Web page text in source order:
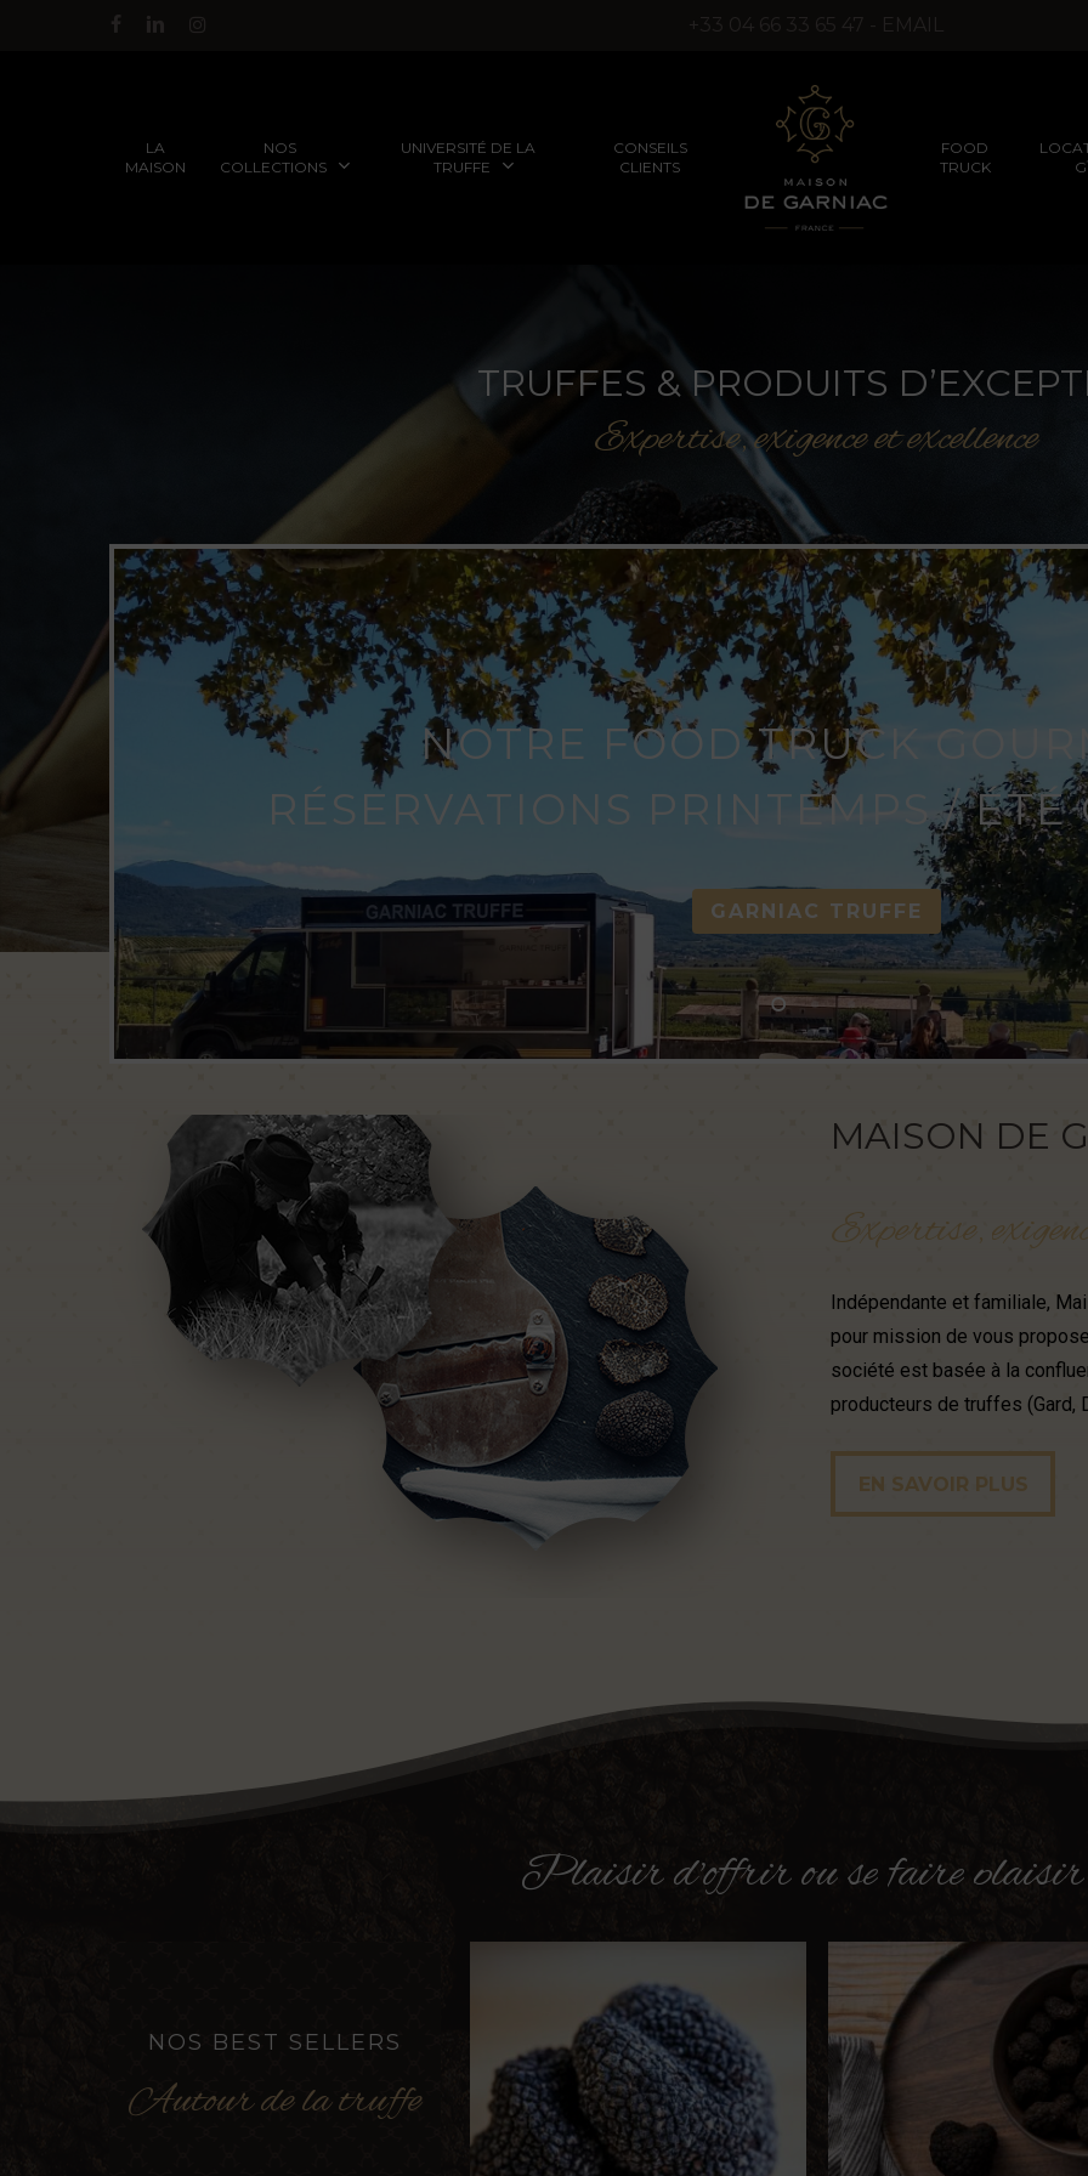
facebooklinkedininstagram +33 04 66 33 65 47 - EMAIL
LA
MAISON
NOS
COLLECTIONS
PRODUITS TRUFFÉS
(SANS ARÔMES DE
SYNTHÈSE)
UNIVERSITÉ DE LA
TRUFFE
CONSEILS
CLIENTS
FOOD
TRUCK
TRUFFES & PRODUITS
Expertise, exigence et excellence
NOTRE FOOD TRUCK
RÉSERVATIONS PRINTEMPS / ÉTÉ
GARNIAC TRUFFE
MAISON DE
Expertise,
Indépendante et familiale,
pour mission de vous
société est basée à la
producteurs de truffes (Gard,
EN SAVOIR PLUS
EN SAVOIR PLUS
Plaisird'offrirousefaireplaisir
NOS BEST SELLERS
Autour de la truffe